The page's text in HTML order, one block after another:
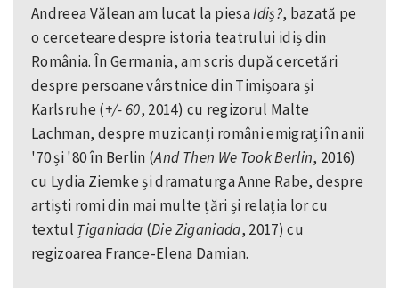
Andreea Vălean am lucat la piesaIdiș?, bazată pe
o cerceteare despre istoria teatrului idiș din
România. În Germania, am scris după cercetări
despre persoane vârstnice din Timișoara și
Karlsruhe (+/- 60, 2014) cu regizorul Malte
Lachman, despre muzicanți români emigrați în anii
'70 și '80 în Berlin (And Then We Took Berlin, 2016)
cu Lydia Ziemke și dramaturga Anne Rabe, despre
artiști romi din mai multe țări și relația lor cu
textul Țiganiada (Die Ziganiada, 2017) cu
regizoarea France-Elena Damian.